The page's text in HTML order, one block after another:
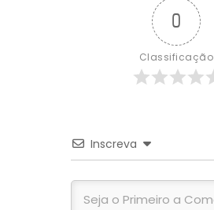
0
Classificação
Inscreva